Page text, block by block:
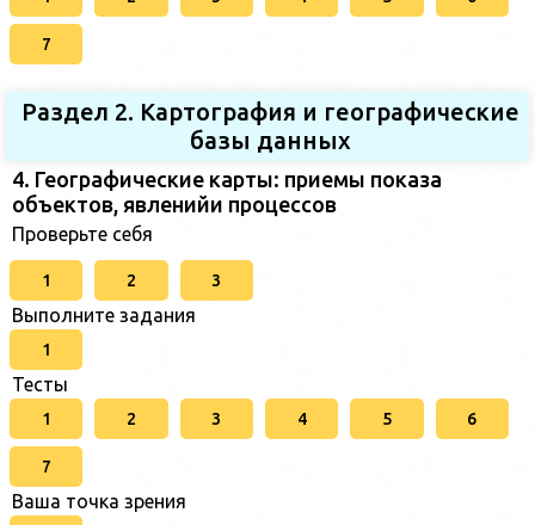
7
Раздел 2. Картография и географические
базы данных
4. Географические карты: приемы показа
объектов, явленийи процессов
Проверьте себя
1 2 3
Выполните задания
1
Тесты
1 2 3 4 5 6
7
Ваша точка зрения